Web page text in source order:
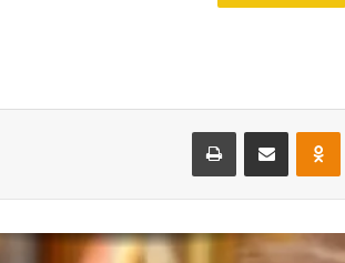
سلوت: إصابة إيكيتيكي وعودة إيزاك تعيدان
ترتيب أوراق ليفربول قبل ديربي إيفرتون